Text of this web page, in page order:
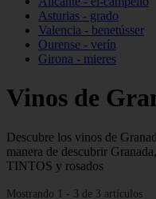
Asturias - grado
Valencia - benetússer
Ourense - verín
Girona - mieres
Vinos de
Descubre los vinos de
manera de descubrir
TINTOS y rosados
Mostrando 1 - 3 de 3 artículos